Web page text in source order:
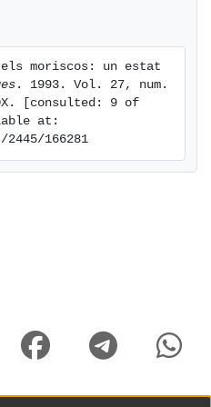
tinguts com a tals; i
al problema morisc.
els moriscos: un estat
. 1993. Vol. 27, num.
[consulted: 9 of
at:
166281